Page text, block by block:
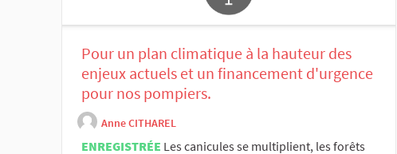
Pour un plan climatique à la hauteur des
enjeux actuels et un financement d'urgence
pour nos pompiers.
Anne CITHAREL
ENREGISTRÉE Les canicules se multiplient, les forêts